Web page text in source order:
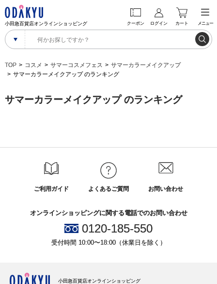
小田急百貨店オンラインショッピング クーポン ログイン カート メニュー
TOP コスメ サマーコスメフェス
サマーカラーメイクアップ
サマーカラーメイクアップ のランキング
サマーカラーメイクアップ のランキング
ご利用ガイド よくあるご質問 お問い合わせ
オンラインショッピングに関する電話でのお問い合わせ
0120-185-550
受付時間 10:00〜18:00（休業日を除く）
小田急百貨店オンラインショッピング